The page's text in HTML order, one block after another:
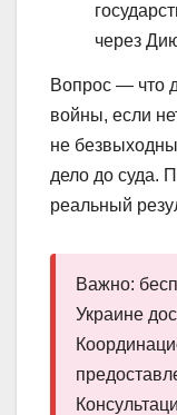
через
Вопрос — что
войны, если
не
дело до суда.
реальный
Важно:
Украине